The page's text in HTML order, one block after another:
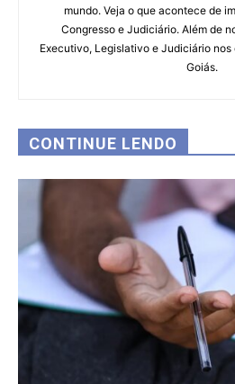
mundo. Veja o que acontece de
Congresso e Judiciário. Além de
Executivo, Legislativo e Judiciário
Goiás.
CONTINUE LENDO